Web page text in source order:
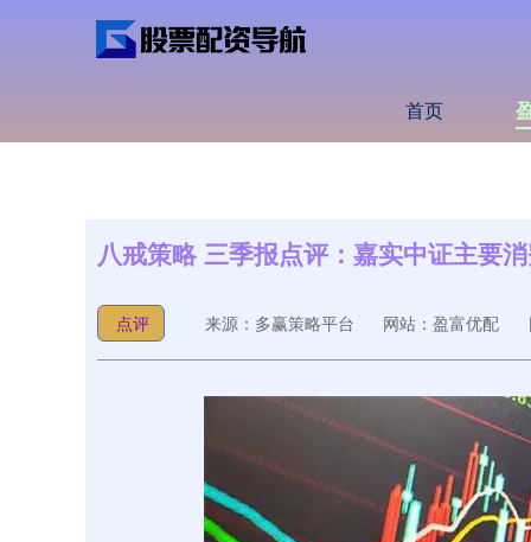
首页
八戒策略 三季报点评：嘉实中证主要
点评 来源：多赢策略平台 网站：盈富优配